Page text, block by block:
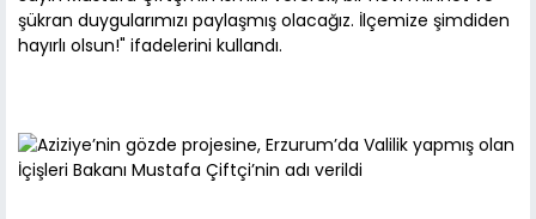
şükran duygularımızı paylaşmış olacağız. İlçemize şimdiden
hayırlı olsun!" ifadelerini kullandı.